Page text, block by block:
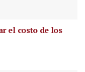
el costo de los